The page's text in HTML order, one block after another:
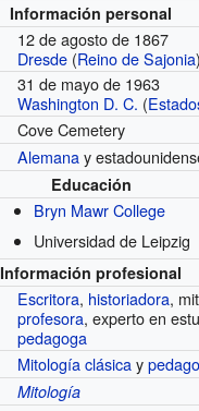
Información personal
12 de agosto de 1867
Dresde (Reino de Sajonia)
31 de mayo de 1963
Washington D. C. (
Cove Cemetery
Alemanay
Educación
Bryn Mawr College
Universidad de Leipzig
Información profesional
Escritora, historiadora,
profesora, experto en
pedagoga
Mitología clásicay
Mitología